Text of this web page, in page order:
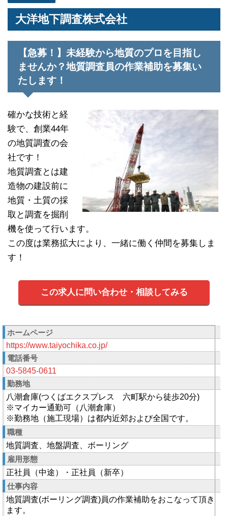
大洋地下調査株式会社
【急募！】未経験から地質のプロを目指し
ませんか？地質調査員の作業補助を募集い
たします！
確かな技術と経
験で、創業44年
の地質調査の会
社です！
地質調査とは建
造物の建設前に
地質・土質の採
取と調査を掘削
機を使って行います。
この度は業務拡大により、一緒に働く仲間を募集しま
す！
この求人に問い合わせ・相談してみる
ホームページ
https://www.taiyochika.co.jp/
電話番号
03-5845-0611
勤務地
八潮倉庫(つくばエクスプレス 六町駅から徒歩20分)
※マイカー通勤可（八潮倉庫）
※勤務地（施工現場）は都内近郊および全国です。
職種
地質調査、地盤調査、ボーリング
雇用形態
正社員（中途）・正社員（新卒）
仕事内容
地質調査(ボーリング調査)員の作業補助をおこなって頂き
ます。